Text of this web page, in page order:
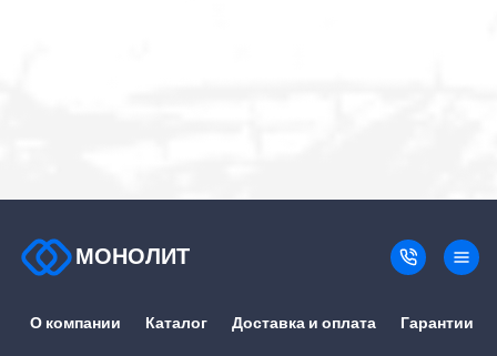
МОНОЛИТ
О компании Каталог Доставка и оплата Гарантии